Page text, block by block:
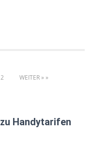
WEITER »
Handytarifen